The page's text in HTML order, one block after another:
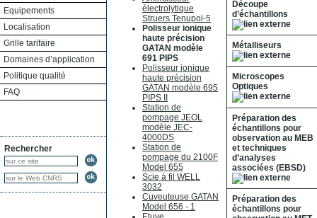
Equipements
Localisation
Grille tarifaire
Domaines d’application
Politique qualité
FAQ
Rechercher
Découpe
d’échantillons
Métalliseurs
Microscopes
Optiques
Préparation des
échantillons pour
observation au MEB
et techniques
d’analyses
associées (EBSD)
Préparation des
échantillons pour
électrolytique
Struers Tenupol-5
Polisseur ionique
haute précision
GATAN modèle
691 PIPS
Polisseur ionique
haute précision
GATAN modèle 695
PIPS II
Station de
pompage JEOL
modèle JEC-
4000DS
Station de
pompage du 2100F
Model 655
Scie à fil WELL
3032
Cuveuteuse GATAN
Model 656 - 1